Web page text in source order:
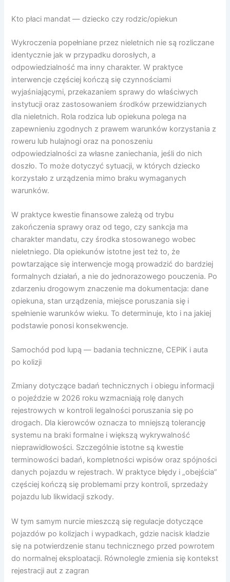
Kto płaci mandat — dziecko czy rodzic/opiekun
Wykroczenia popełniane przez nieletnich nie są rozliczane
identycznie jak w przypadku dorosłych, a
odpowiedzialność ma inny charakter. W praktyce
interwencje częściej kończą się czynnościami
wyjaśniającymi, przekazaniem sprawy do właściwych
instytucji oraz zastosowaniem środków przewidzianych
dla nieletnich. Rola rodzica lub opiekuna polega na
zapewnieniu zgodnych z prawem warunków korzystania z
roweru lub hulajnogi oraz na ponoszeniu
odpowiedzialności za własne zaniechania, jeśli do nich
doszło. To może dotyczyć sytuacji, w których dziecko
korzystało z urządzenia mimo braku wymaganych
warunków.
W praktyce kwestie finansowe zależą od trybu
zakończenia sprawy oraz od tego, czy sankcja ma
charakter mandatu, czy środka stosowanego wobec
nieletniego. Dla opiekunów istotne jest też to, że
powtarzające się interwencje mogą prowadzić do bardziej
formalnych działań, a nie do jednorazowego pouczenia. Po
zdarzeniu drogowym znaczenie ma dokumentacja: dane
opiekuna, stan urządzenia, miejsce poruszania się i
spełnienie warunków wieku. To determinuje, kto i na jakiej
podstawie ponosi konsekwencje.
Samochód pod lupą — badania techniczne, CEPiK i auta
po kolizji
Zmiany dotyczące badań technicznych i obiegu informacji
o pojeździe w 2026 roku wzmacniają rolę danych
rejestrowych w kontroli legalności poruszania się po
drogach. Dla kierowców oznacza to mniejszą tolerancję
systemu na braki formalne i większą wykrywalność
nieprawidłowości. Szczególnie istotne są kwestie
terminowości badań, kompletności wpisów oraz spójności
danych pojazdu w rejestrach. W praktyce błędy i „obejścia”
częściej kończą się problemami przy kontroli, sprzedaży
pojazdu lub likwidacji szkody.
W tym samym nurcie mieszczą się regulacje dotyczące
pojazdów po kolizjach i wypadkach, gdzie nacisk kładzie
się na potwierdzenie stanu technicznego przed powrotem
do normalnej eksploatacji. Równolegle zmienia się kontekst
rejestracji aut z zagran